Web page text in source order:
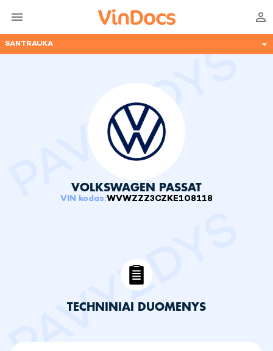
VOLKSWAGEN PASSAT
VIN kodas:WVWZZZ3CZKE108118
TECHNINIAI DUOMENYS
SANTRAUKA